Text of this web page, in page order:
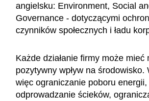
angielsku: Environment, Social
Governance - dotyczącymi
czynników społecznych i ładu
Każde działanie firmy może mieć
pozytywny wpływ na środowisko.
więc ograniczanie poboru energii,
odprowadzanie ścieków,